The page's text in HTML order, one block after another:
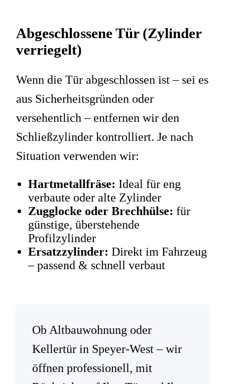
Abgeschlossene Tür (Zylinder
verriegelt)
Wenn die Tür abgeschlossen ist – sei es
aus Sicherheitsgründen oder
versehentlich – entfernen wir den
Schließzylinder kontrolliert. Je nach
Situation verwenden wir:
Hartmetallfräse: Ideal für eng
verbaute oder alte Zylinder
Zugglocke oder Brechhülse: für
günstige, überstehende
Profilzylinder
Ersatzzylinder: Direkt im Fahrzeug
– passend & schnell verbaut
Ob Altbauwohnung oder
Kellertür in Speyer-West – wir
öffnen professionell, mit